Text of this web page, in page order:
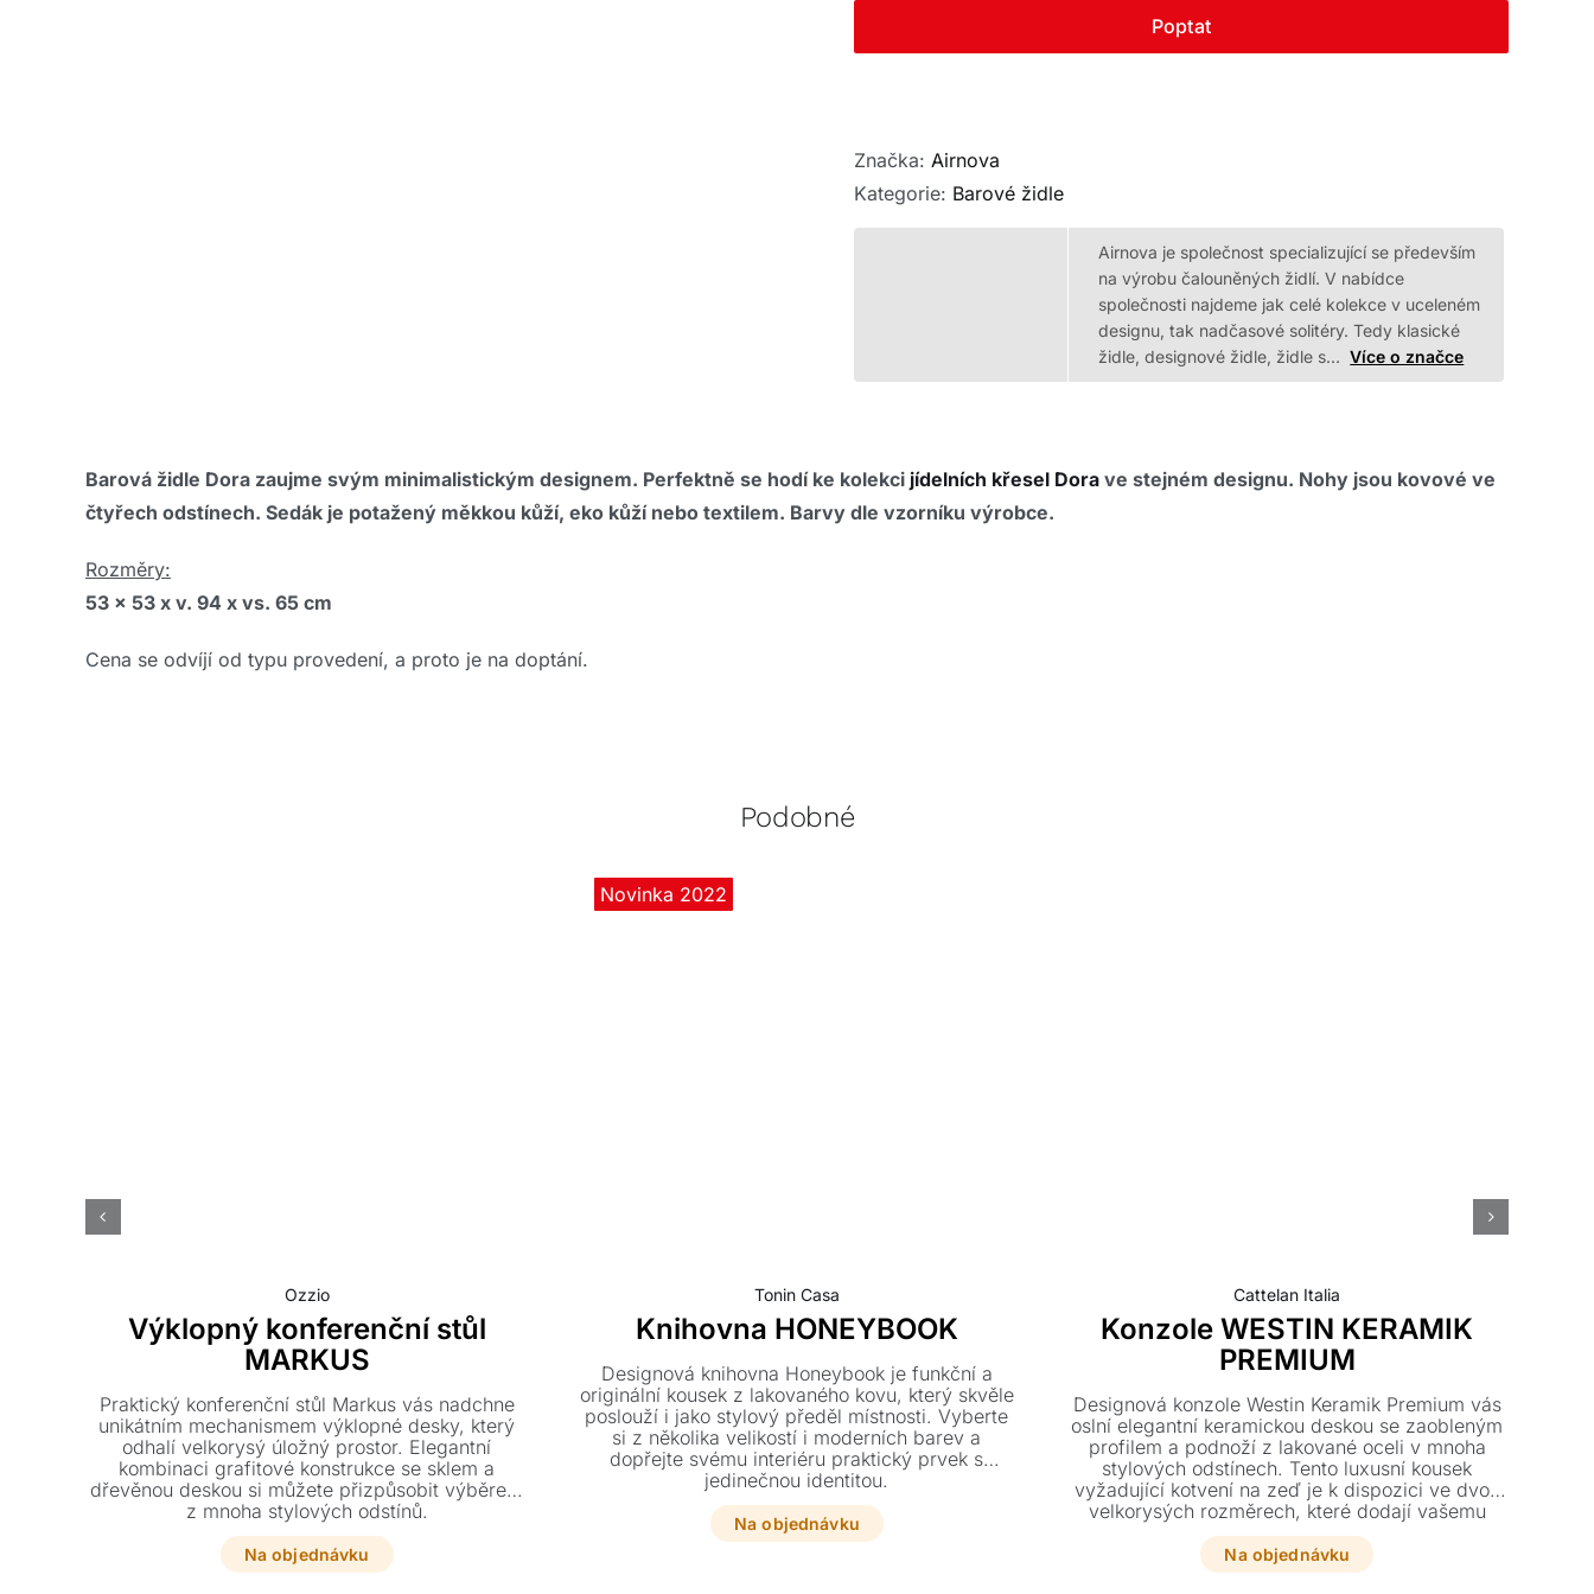
Poptat
Značka: Airnova
Kategorie: Barové židle
Airnova je společnost specializující se především
na výrobu čalouněných židlí. V nabídce
společnosti najdeme jak celé kolekce v uceleném
designu, tak nadčasové solitéry. Tedy klasické
židle, designové židle, židle s… Více o značce
Barová židle Dora zaujme svým minimalistickým designem. Perfektně se hodí ke kolekci jídelních křesel Dorave stejném designu. Nohy jsou kovové ve
čtyřech odstínech. Sedák je potažený měkkou kůží, eko kůží nebo textilem. Barvy dle vzorníku výrobce.
Rozměry:
53 x 53 x v. 94 x vs. 65 cm
Cena se odvíjí od typu provedení, a proto je na doptání.
Podobné
Ozzio
Výklopný konferenční stůl
MARKUS
Praktický konferenční stůl Markus vás nadchne
unikátním mechanismem výklopné desky, který
odhalí velkorysý úložný prostor. Elegantní
kombinaci grafitové konstrukce se sklem a
dřevěnou deskou si můžete přizpůsobit výběrem
z mnoha stylových odstínů.
Na objednávku
Novinka 2022
Tonin Casa
Knihovna HONEYBOOK
Designová knihovna Honeybook je funkční a
originální kousek z lakovaného kovu, který skvěle
poslouží i jako stylový předěl místnosti. Vyberte
si z několika velikostí i moderních barev a
dopřejte svému interiéru praktický prvek s
jedinečnou identitou.
Na objednávku
Cattelan Italia
Konzole WESTIN KERAMIK
PREMIUM
Designová konzole Westin Keramik Premium vás
oslní elegantní keramickou deskou se zaobleným
profilem a podnoží z lakované oceli v mnoha
stylových odstínech. Tento luxusní kousek
vyžadující kotvení na zeď je k dispozici ve dvou
velkorysých rozměrech, které dodají vašemu
interiéru jedinečný charakter.
Na objednávku